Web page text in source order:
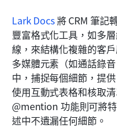
Lark Docs 將 CRM 筆記
豐富格式化工具，如多
線，來結構化複雜的客
多媒體元素（如通話錄
中，捕捉每個細節，提
使用互動式表格和核取
@mention 功能則可將
述中不遺漏任何細節。